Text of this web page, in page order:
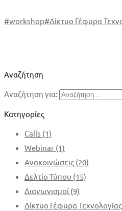
#workshop#Δίκτυο Γέφυρα
Αναζήτηση
Αναζήτηση για:
Κατηγορίες
Calls (1)
Webinar (1)
Ανακοινώσεις (20)
Δελτίο Τύπου (15)
Διαγωνισμοί (9)
Δίκτυο Γέφυρα Τεχνολογίας